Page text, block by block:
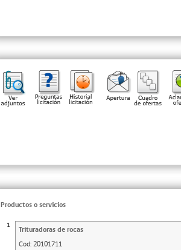
Productos o servicios
1
Trituradoras de rocas
Cod: 20101711